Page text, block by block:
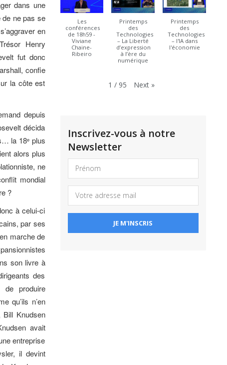
dans une
de ne pas se
en
Henry
fut donc
confie
la côte est
depuis
décida
la 18eplus
alors plus
ne
mondial
?
à celui-ci
par ses
marche de
son livre à
des
de produire
qu’ils n’en
Bill Knudsen
avait
entreprise
il devint
Les
conférences
de 18h59 -
Viviane
Chaine-
Ribeiro
Printemps
des
Technologies
– La Liberté
d’expression
à l’ère du
numérique
Printemps
des
Technologies
– l'IA dans
l'économie
1 / 95 Next »
Inscrivez-vous à notre
Newsletter